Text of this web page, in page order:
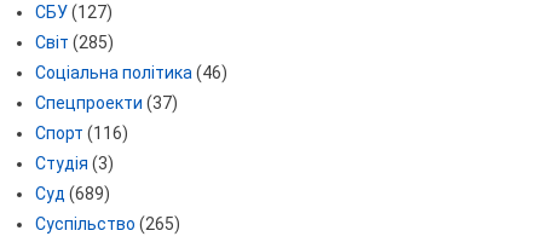
СБУ(127)
Світ (285)
Соціальна політика (46)
Спецпроекти (37)
Спорт (116)
Студія (3)
Суд (689)
Суспільство (265)